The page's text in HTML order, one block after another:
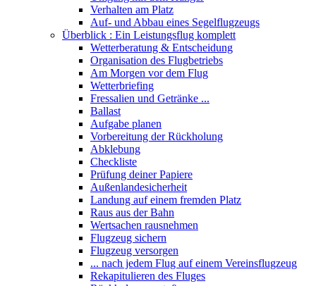
Verhalten am Platz
Auf- und Abbau eines Segelflugzeugs
Überblick : Ein Leistungsflug komplett
Wetterberatung & Entscheidung
Organisation des Flugbetriebs
Am Morgen vor dem Flug
Wetterbriefing
Fressalien und Getränke ...
Ballast
Aufgabe planen
Vorbereitung der Rückholung
Abklebung
Checkliste
Prüfung deiner Papiere
Außenlandesicherheit
Landung auf einem fremden Platz
Raus aus der Bahn
Wertsachen rausnehmen
Flugzeug sichern
Flugzeug versorgen
... nach jedem Flug auf einem Vereinsflugzeug
Rekapitulieren des Fluges